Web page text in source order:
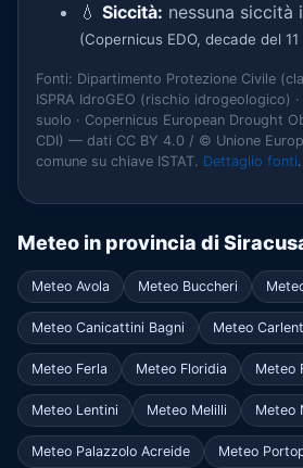
💧 Siccità: nessuna siccità
(Copernicus EDO, decade del
Fonti: Dipartimento Protezione Civile
ISPRA IdroGEO (rischio idrogeologico) ·
suolo · Copernicus European Drought
CDI) — dati CC BY 4.0 / © Unione
comune su chiave ISTAT. Dettaglio fonti.
Meteo in provincia di
Meteo Avola Meteo Buccheri
Meteo Canicattini Bagni Meteo
Meteo Ferla Meteo Floridia Meteo
Meteo Lentini Meteo Melilli Meteo
Meteo Palazzolo Acreide Meteo